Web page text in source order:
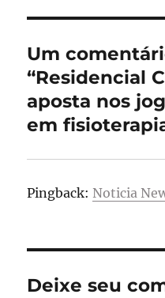
Um
“Residencial
aposta nos
em
Pingback: Noticia
Deixe seu